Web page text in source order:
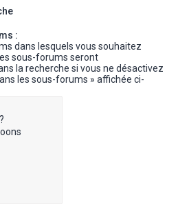
:
dans lesquels vous souhaitez
sous-forums seront
la recherche si vous ne désactivez
les sous-forums » affichée ci-